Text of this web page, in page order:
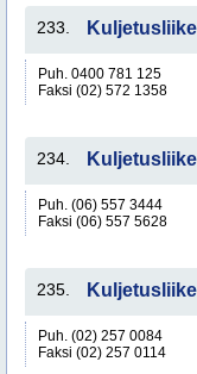
233.
Puh. 0400 781 125
Faksi (02) 572 1358
234.
Puh. (06) 557 3444
Faksi (06) 557 5628
235.
Puh. (02) 257 0084
Faksi (02) 257 0114